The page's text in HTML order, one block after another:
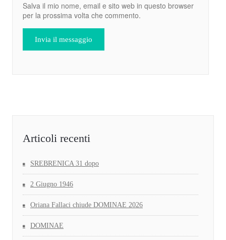
Salva il mio nome, email e sito web in questo browser
per la prossima volta che commento.
Articoli recenti
SREBRENICA 31 dopo
2 Giugno 1946
Oriana Fallaci chiude DOMINAE 2026
DOMINAE